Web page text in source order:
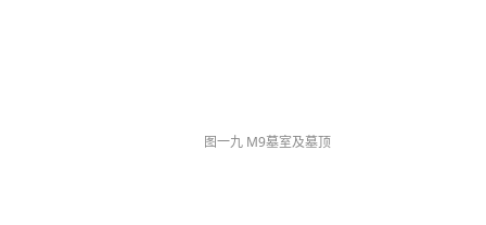
图一九 M9墓室及墓顶